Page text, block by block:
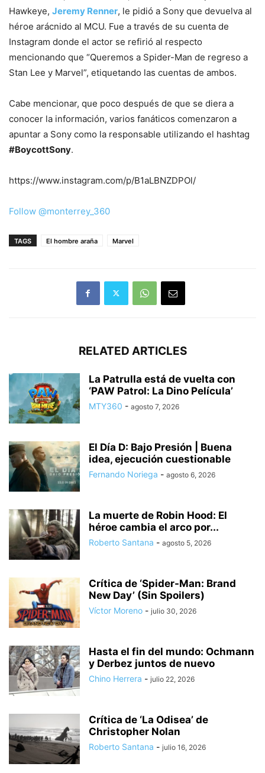
Hawkeye, Jeremy Renner, le pidió a Sony que devuelva al
héroe arácnido al MCU. Fue a través de su cuenta de
Instagram donde el actor se refirió al respecto
mencionando que “Queremos a Spider-Man de regreso a
Stan Lee y Marvel”, etiquetando las cuentas de ambos.
Cabe mencionar, que poco después de que se diera a
conocer la información, varios fanáticos comenzaron a
apuntar a Sony como la responsable utilizando el hashtag
#BoycottSony.
https://www.instagram.com/p/B1aLBNZDPOl/
Follow @monterrey_360
TAGS El hombre araña Marvel
RELATED ARTICLES
La Patrulla está de vuelta con
‘PAW Patrol: La Dino Película’
MTY360 - agosto 7, 2026
El Día D: Bajo Presión | Buena
idea, ejecución cuestionable
Fernando Noriega - agosto 6, 2026
La muerte de Robin Hood: El
héroe cambia el arco por...
Roberto Santana - agosto 5, 2026
Crítica de ‘Spider-Man: Brand
New Day’ (Sin Spoilers)
Víctor Moreno - julio 30, 2026
Hasta el fin del mundo: Ochmann
y Derbez juntos de nuevo
Chino Herrera - julio 22, 2026
Crítica de ‘La Odisea’ de
Christopher Nolan
Roberto Santana - julio 16, 2026